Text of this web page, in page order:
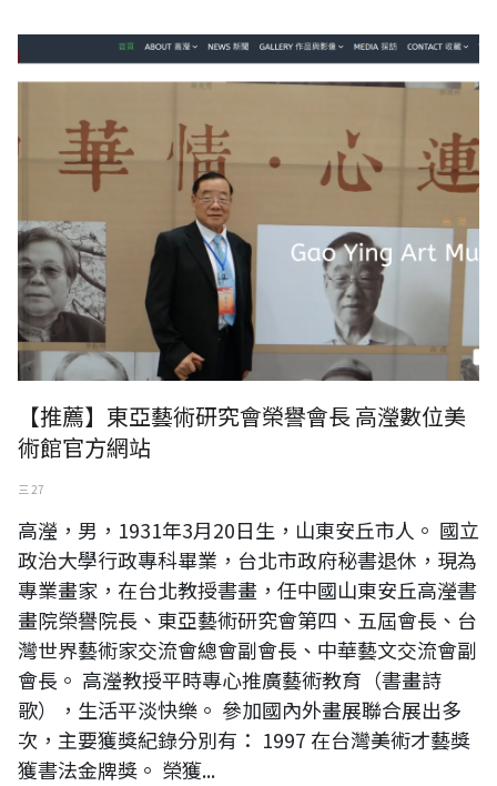
【推薦】東亞藝術研究會榮譽會長 高瀅數位美
術館官方網站
三 27
高瀅，男，1931年3月20日生，山東安丘市人。 國立
政治大學行政專科畢業，台北市政府秘書退休，現為
專業畫家，在台北教授書畫，任中國山東安丘高瀅書
畫院榮譽院長、東亞藝術研究會第四、五屆會長、台
灣世界藝術家交流會總會副會長、中華藝文交流會副
會長。 高瀅教授平時專心推廣藝術教育（書畫詩
歌），生活平淡快樂。 參加國內外畫展聯合展出多
次，主要獲獎紀錄分別有： 1997 在台灣美術才藝獎
獲書法金牌獎。 榮獲...